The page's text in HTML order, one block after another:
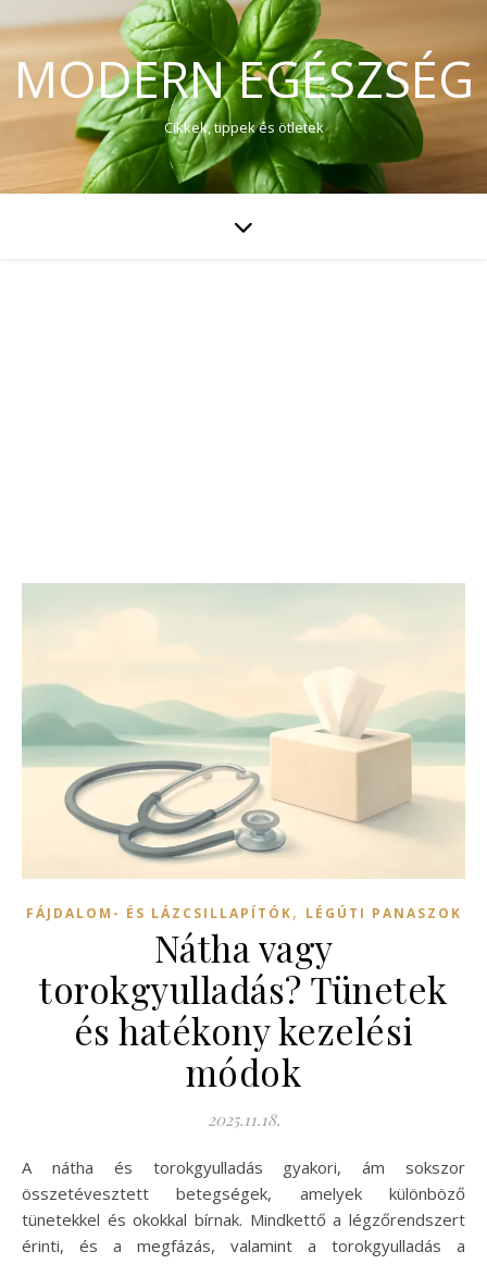
MODERN EGÉSZSÉG
Cikkek, tippek és ötletek
FÁJDALOM- ÉS LÁZCSILLAPÍTÓK, LÉGÚTI PANASZOK
Nátha vagy
torokgyulladás? Tünetek
és hatékony kezelési
módok
2025.11.18.
A nátha és torokgyulladás gyakori, ám sokszor
összetévesztett betegségek, amelyek különböző
tünetekkel és okokkal bírnak. Mindkettő a légzőrendszert
érinti, és a megfázás, valamint a torokgyulladás a